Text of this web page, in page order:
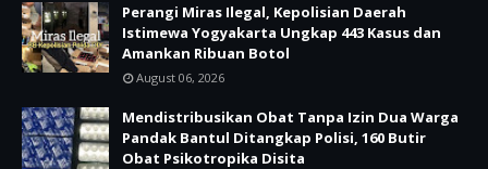
Perangi Miras Ilegal, Kepolisian Daerah
Istimewa Yogyakarta Ungkap 443 Kasus dan
Amankan Ribuan Botol
August 06, 2026
Mendistribusikan Obat Tanpa Izin Dua Warga
Pandak Bantul Ditangkap Polisi, 160 Butir
Obat Psikotropika Disita